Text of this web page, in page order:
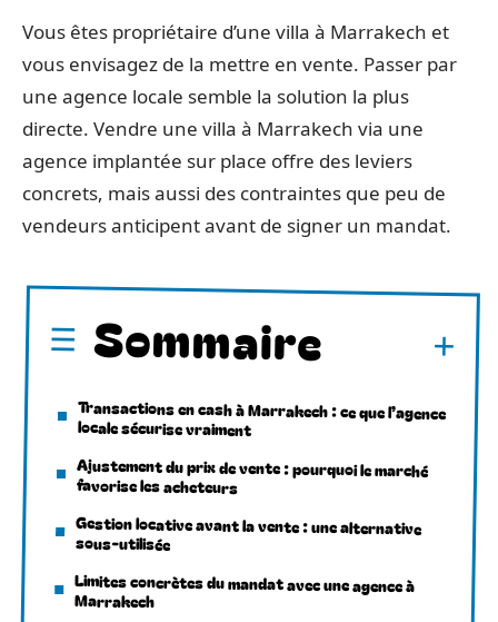
Vous êtes propriétaire d’une villa à Marrakech et
vous envisagez de la mettre en vente. Passer par
une agence locale semble la solution la plus
directe. Vendre une villa à Marrakech via une
agence implantée sur place offre des leviers
concrets, mais aussi des contraintes que peu de
vendeurs anticipent avant de signer un mandat.
Sommaire
Transactions en cash à Marrakech : ce que l’agence
locale sécurise vraiment
Ajustement du prix de vente : pourquoi le marché
favorise les acheteurs
Gestion locative avant la vente : une alternative
sous-utilisée
Limites concrètes du mandat avec une agence à
Marrakech